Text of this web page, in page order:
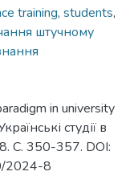
training, students,
штучному
in university
студії в
С. 350-357. DOI:
2024-8